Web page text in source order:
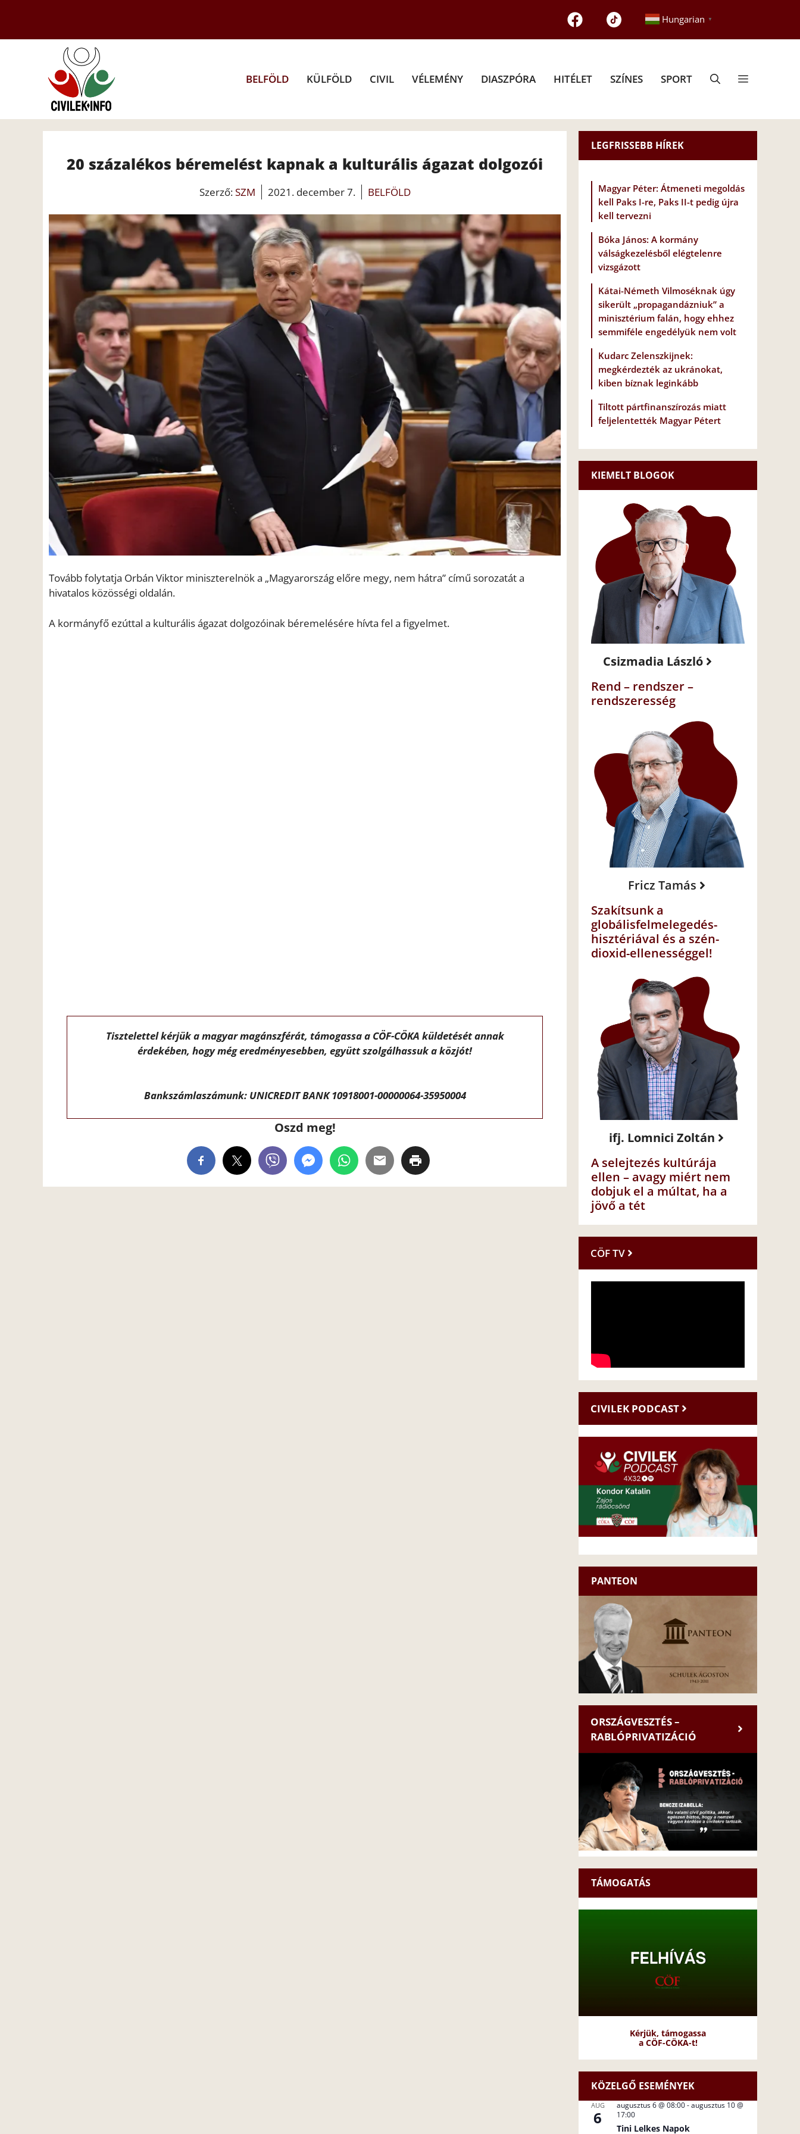
tartalomba
Hungarian ▼
BELFÖLD KÜLFÖLD CIVIL VÉLEMÉNY DIASZPÓRA HITÉLET SZÍNES SPORT
20 százalékos béremelést kapnak a kulturális ágazat dolgozói
Szerző:SZM 2021. december 7. BELFÖLD
Tovább folytatja Orbán Viktor miniszterelnök a „Magyarország előre megy, nem hátra” című sorozatát a
hivatalos közösségi oldalán.
A kormányfő ezúttal a kulturális ágazat dolgozóinak béremelésére hívta fel a figyelmet.
Tisztelettel kérjük a magyar magánszférát, támogassa a CÖF-CÖKA küldetését annak
érdekében, hogy még eredményesebben, együtt szolgálhassuk a közjót!
Bankszámlaszámunk: UNICREDIT BANK 10918001-00000064-35950004
Oszd meg!
LEGFRISSEBB HÍREK
Magyar Péter: Átmeneti megoldás
kell Paks I-re, Paks II-t pedig újra
kell tervezni
Bóka János: A kormány
válságkezelésből elégtelenre
vizsgázott
Kátai-Németh Vilmoséknak úgy
sikerült „propagandázniuk” a
minisztérium falán, hogy ehhez
semmiféle engedélyük nem volt
Kudarc Zelenszkijnek:
megkérdezték az ukránokat,
kiben bíznak leginkább
Tiltott pártfinanszírozás miatt
feljelentették Magyar Pétert
KIEMELT BLOGOK
Csizmadia László
Rend – rendszer –
rendszeresség
Fricz Tamás
Szakítsunk a
globálisfelmelegedés-
hisztériával és a szén-
dioxid-ellenességgel!
ifj. Lomnici Zoltán
A selejtezés kultúrája
ellen – avagy miért nem
dobjuk el a múltat, ha a
jövő a tét
CÖF TV
CIVILEK PODCAST
PANTEON
ORSZÁGVESZTÉS –
RABLÓPRIVATIZÁCIÓ
TÁMOGATÁS
Kérjük, támogassa
a CÖF-CÖKA-t!
KÖZELGŐ ESEMÉNYEK
AUG
6
augusztus 6 @ 08:00-augusztus 10 @
17:00
Tini Lelkes Napok